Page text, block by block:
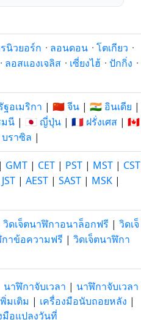
นิวยอร์ก · ลอนดอน · โตเกียว ·
· ลอสแองเจลิส · เซี่ยงไฮ้ · ปักกิ่ง ·
อเมริกา | 🇨🇳 จีน | 🇮🇳 อินเดีย |
มนี | 🇯🇵 ญี่ปุ่น | 🇫🇷 ฝรั่งเศส | 🇨🇦
ราซิล |
| GMT | CET | PST | MST | CST
JST | AEST | SAST | MSK |
วิดเจ็ตนาฬิกาอนาล็อกฟรี | วิดเจ็
กาข้อความฟรี | วิดเจ็ตนาฬิกา
นาฬิกาจับเวลา | นาฬิกาจับเวลา
มเติม | เครื่องมือนับถอยหลัง |
มือแปลงวันที่